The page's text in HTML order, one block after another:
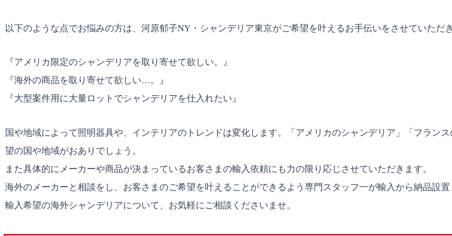
以下のような点でお悩みの方は、河原郁子NY・シャンデリア東京がご希望を叶えるお手伝いをさせていただ
『アメリカ限定のシャンデリアを取り寄せて欲しい。』
『海外の商品を取り寄せて欲しい…。』
『大型案件用に大量ロットでシャンデリアを仕入れたい』
国や地域によって照明器具や、インテリアのトレンドは変化します。「アメリカのシャンデリア」「フラン
望の国や地域がおありでしょう。
また具体的にメーカーや商品が決まっているお客さまの輸入依頼にも力の限り応じさせていただきます。
海外のメーカーと相談をし、お客さまのご希望を叶えることができるよう専門スタッフ一が輸入から納品設
輸入希望の海外シャンデリアについて、お気軽にご相談くださいませ。